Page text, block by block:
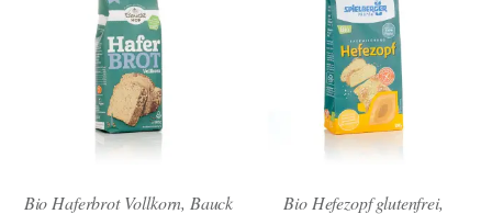
Bio Haferbrot Vollkorn, Bauck
Bio Hefezopf glutenfrei,